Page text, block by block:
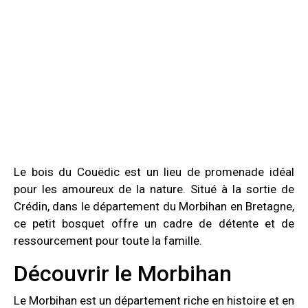
Le bois du Couëdic est un lieu de promenade idéal
pour les amoureux de la nature. Situé à la sortie de
Crédin, dans le département du Morbihan en Bretagne,
ce petit bosquet offre un cadre de détente et de
ressourcement pour toute la famille.
Découvrir le Morbihan
Le Morbihan est un département riche en histoire et en